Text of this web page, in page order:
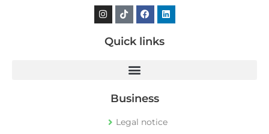
Instagram
TiktokFacebookLinkedin
Quick links
Business
Legal notice